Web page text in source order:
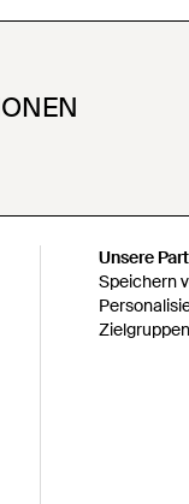
Unsere
Speichern